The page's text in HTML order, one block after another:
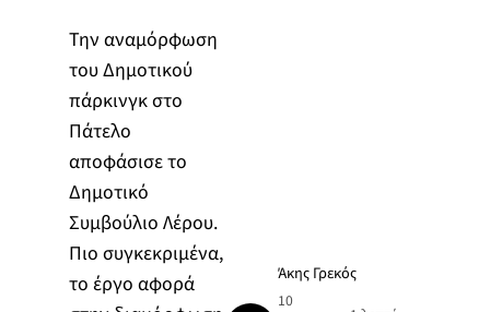
Την αναμόρφωση
του Δημοτικού
πάρκινγκ στο
Πάτελο
αποφάσισε το
Δημοτικό
Συμβούλιο Λέρου.
Πιο συγκεκριμένα,
το έργο αφορά
Άκης Γρεκός
10